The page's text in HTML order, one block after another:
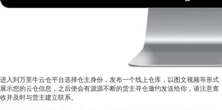
进入到万里牛云仓平台选择仓主身份，发布一个线上仓库 ，以图文视频等形式
展示您的云仓信息 ，之后便会有源源不断的货主寻仓邀约发送给你， 请注意查
收并及时与货主建立联系。